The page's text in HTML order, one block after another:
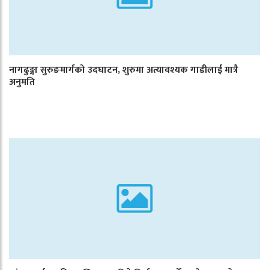
नागढुङ्गा सुरुङमार्गको उदघाटन, शुरुमा अत्यावश्यक गाडीलाई मात्रै
अनुमति